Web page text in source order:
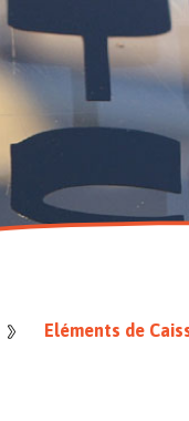
Eléments de